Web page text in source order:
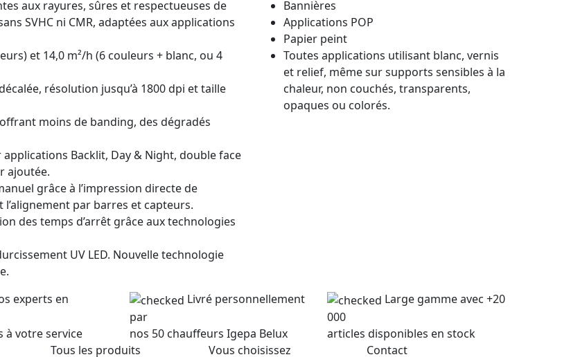
aux rayures, sûres et respectueuses de
SVHC ni CMR, adaptées aux applications
et 14,0 m²/h (6 couleurs + blanc, ou 4
résolution jusqu’à 1800 dpi et taille
moins de banding, des dégradés
Backlit, Day & Night, double face
ajoutée.
grâce à l’impression directe de
par barres et capteurs.
des temps d’arrêt grâce aux technologies
UV LED. Nouvelle technologie
Bannières
Applications POP
Papier peint
Toutes applications utilisant blanc, vernis
et relief, même sur supports sensibles à la
chaleur, non couchés, transparents,
opaques ou colorés.
experts en
à votre service
Livré personnellement
par
nos 50 chauffeurs Igepa Belux
Large gamme avec +20
000
articles disponibles en stock
Tous les produits Vous choisissez Contact